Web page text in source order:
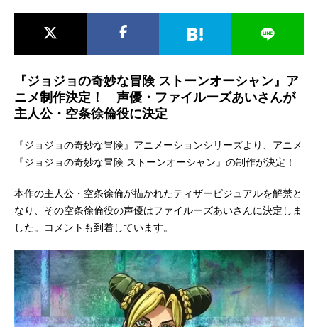
『ジョジョの奇妙な冒険 ストーンオーシャン』ア
ニメ制作決定！ 声優・ファイルーズあいさんが
主人公・空条徐倫役に決定
『ジョジョの奇妙な冒険』アニメーションシリーズより、アニメ
『ジョジョの奇妙な冒険 ストーンオーシャン』の制作が決定！
本作の主人公・空条徐倫が描かれたティザービジュアルを解禁と
なり、その空条徐倫役の声優はファイルーズあいさんに決定しま
した。コメントも到着しています。